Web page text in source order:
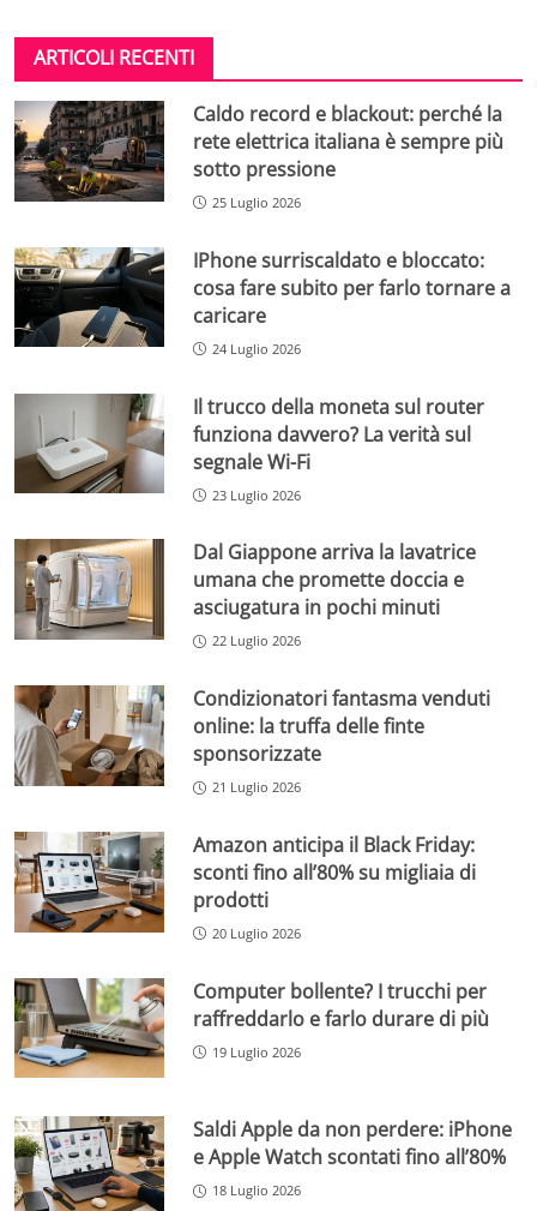
ARTICOLI RECENTI
Caldo record e blackout: perché la
rete elettrica italiana è sempre più
sotto pressione
25 Luglio 2026
IPhone surriscaldato e bloccato:
cosa fare subito per farlo tornare a
caricare
24 Luglio 2026
Il trucco della moneta sul router
funziona davvero? La verità sul
segnale Wi-Fi
23 Luglio 2026
Dal Giappone arriva la lavatrice
umana che promette doccia e
asciugatura in pochi minuti
22 Luglio 2026
Condizionatori fantasma venduti
online: la truffa delle finte
sponsorizzate
21 Luglio 2026
Amazon anticipa il Black Friday:
sconti fino all’80% su migliaia di
prodotti
20 Luglio 2026
Computer bollente? I trucchi per
raffreddarlo e farlo durare di più
19 Luglio 2026
Saldi Apple da non perdere: iPhone
e Apple Watch scontati fino all’80%
18 Luglio 2026